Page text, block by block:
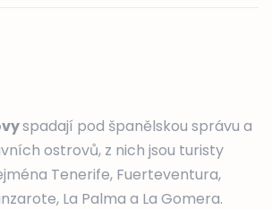
spadají pod španělskou správu a
ostrovů, z nich jsou turisty
Tenerife, Fuerteventura,
La Palma a La Gomera.